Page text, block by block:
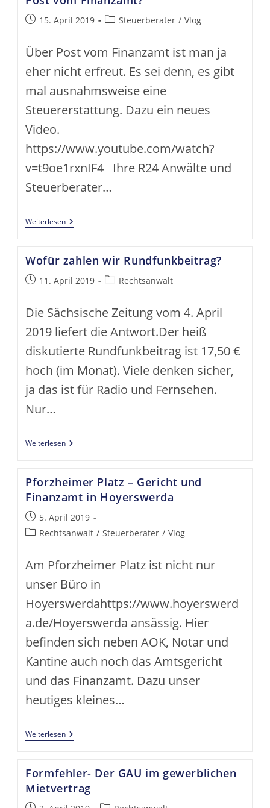
Beitrag15. April 2019
Beitrags-
Steuerberater / Vlog
Über Post vom Finanzamt ist man ja
eher nicht erfreut. Es sei denn, es gibt
mal ausnahmsweise eine
Steuererstattung. Dazu ein neues
Video.
https://www.youtube.com/watch?
v=t9oe1rxnIF4 Ihre R24 Anwälte und
Steuerberater…
WeiterlesenPost
Vom
Wofür zahlen wir Rundfunkbeitrag?
Beitrag11. April 2019
Beitrags-
Rechtsanwalt
Die Sächsische Zeitung vom 4. April
2019 liefert die Antwort.Der heiß
diskutierte Rundfunkbeitrag ist 17,50 €
hoch (im Monat). Viele denken sicher,
ja das ist für Radio und Fernsehen.
Nur…
WeiterlesenWofür
Zahlen
Pforzheimer Platz – Gericht und
Finanzamt in Hoyerswerda
Beitrag
veröffentlicht:
5. April 2019
Beitrags-
Rechtsanwalt / Steuerberater / Vlog
Am Pforzheimer Platz ist nicht nur
unser Büro in
Hoyerswerdahttps://www.hoyerswerd
a.de/Hoyerswerda ansässig. Hier
befinden sich neben AOK, Notar und
Kantine auch noch das Amtsgericht
und das Finanzamt. Dazu unser
heutiges kleines…
WeiterlesenPforzheimer
Platz
Und
Finanzamt
In
Hoyerswerda
Formfehler- Der GAU im gewerblichen
Mietvertrag